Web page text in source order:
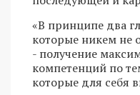
«В принципе два
которые никем не
- получение
компетенций по
которые для себя